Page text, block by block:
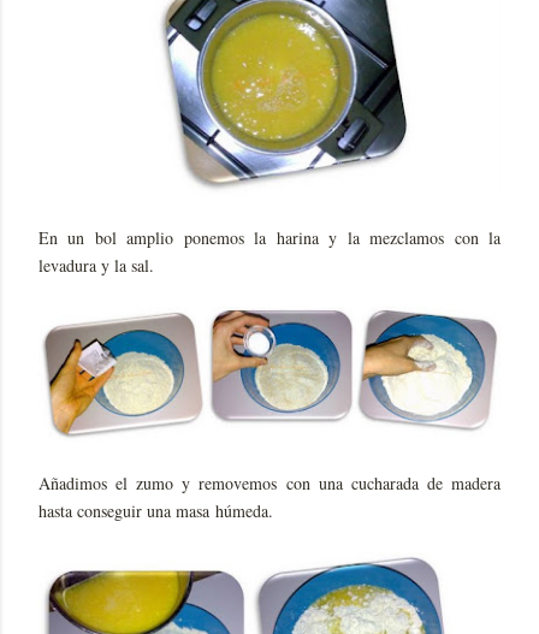
En un bol amplio ponemos la harina y la mezclamos con la
levadura y la sal.
Añadimos el zumo y removemos con una cucharada de madera
hasta conseguir una masa húmeda.